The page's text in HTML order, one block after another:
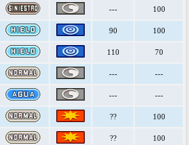
--- 100
90 100
110 70
--- ---
--- ---
?? 100
?? 100